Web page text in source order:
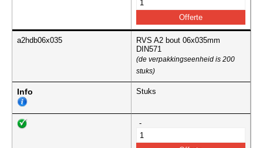
a2hdb06x035
RVS A2 bout 06x035mm
DIN571
(de verpakkingseenheid is 200
stuks)
Info Stuks
-